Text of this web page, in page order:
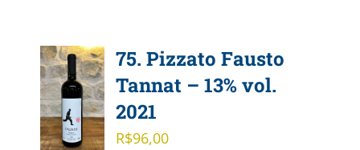
75. Pizzato Fausto
Tannat – 13% vol.
2021
R$96,00